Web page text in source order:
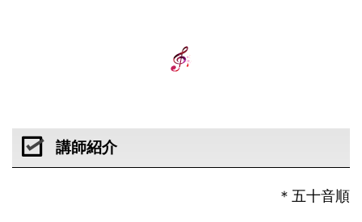
講師紹介
＊五十音順